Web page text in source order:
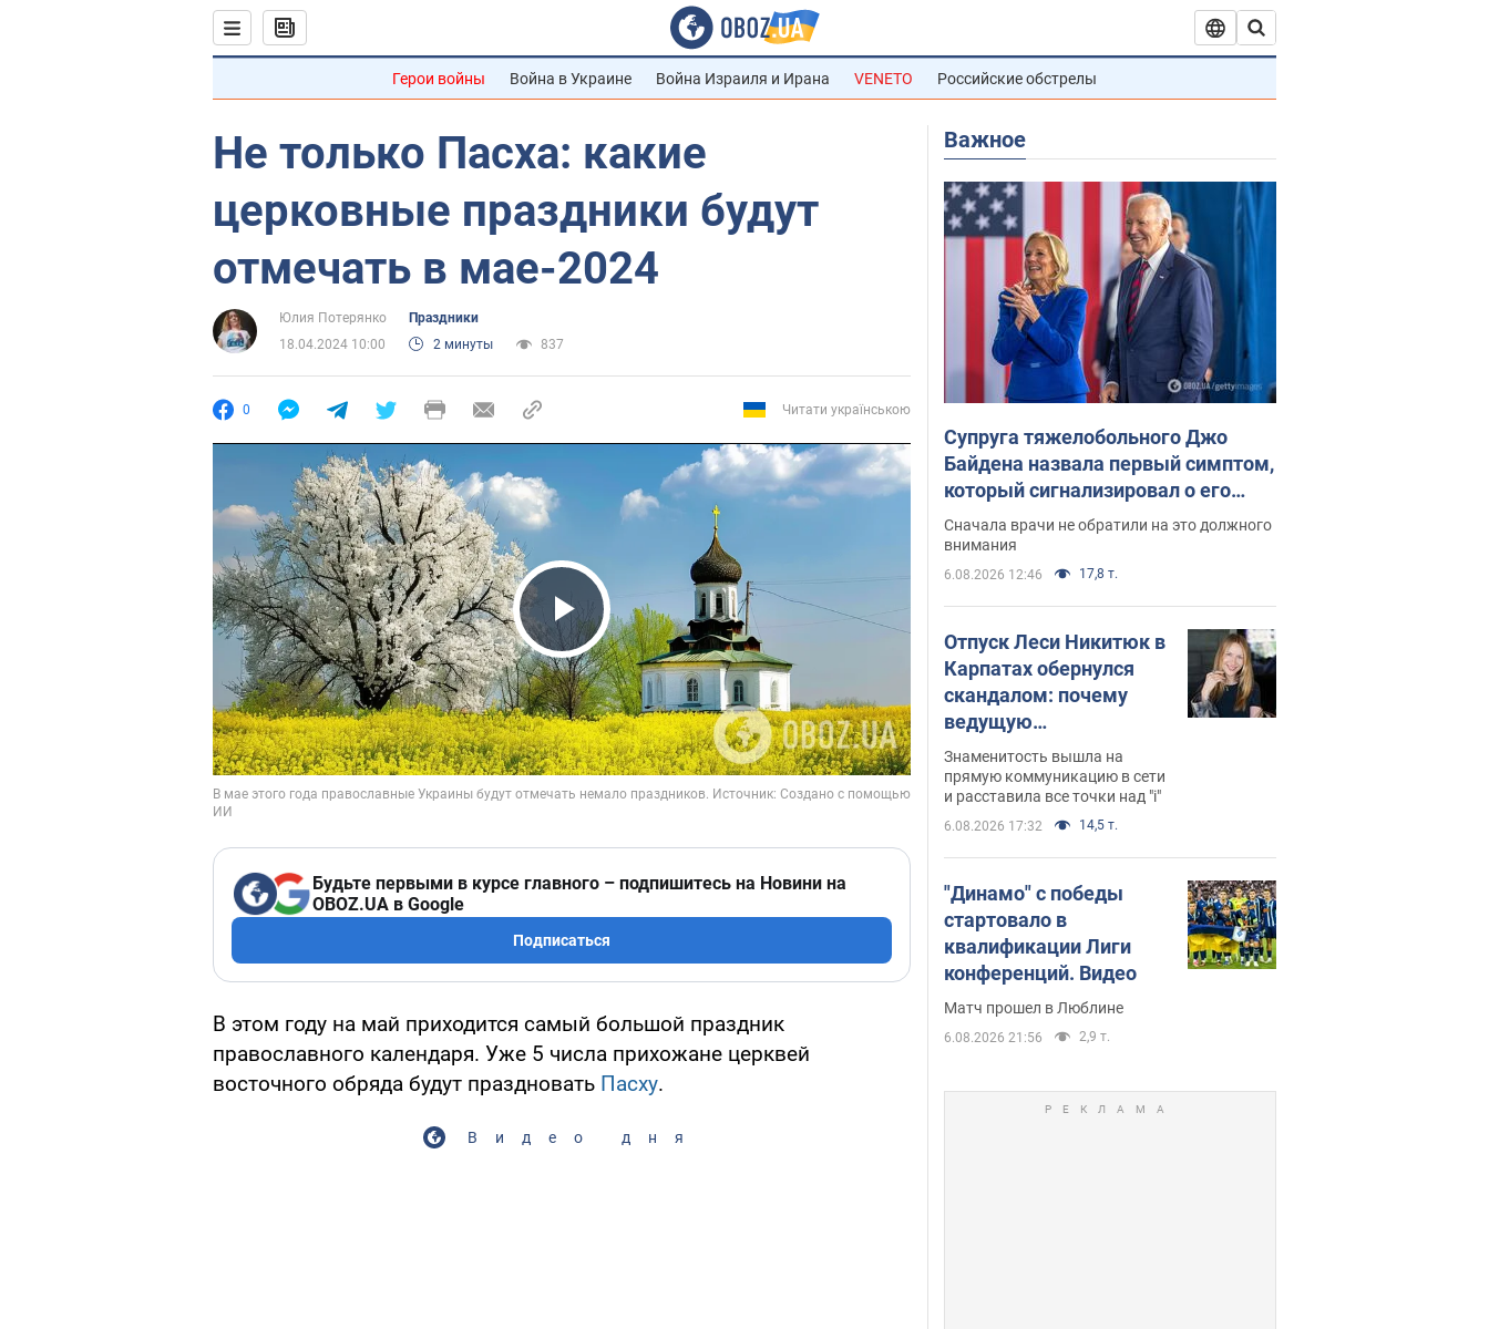
Герои войны Война в Украине Война Израиля и Ирана VENETO Российские обстрелы
Не только Пасха: какие
церковные праздники будут
отмечать в мае-2024
Юлия Потерянко
Праздники
18.04.2024 10:00
2 минуты 837
0 Читати українською
Play Video
Будьте первыми в курсе главного – подпишитесь на Новини на
OBOZ.UA в Google
Подписаться
В этом году на май приходится самый большой праздник
православного календаря. Уже 5 числа прихожане церквей
восточного обряда будут праздновать Пасху.
Видео дня
Важное
Супруга тяжелобольного Джо
Байдена назвала первый симптом,
который сигнализировал о его
"агрессивном" раке
Сначала врачи не обратили на это должного
внимания
6.08.2026 12:46 17,8 т.
Отпуск Леси Никитюк в
Карпатах обернулся
скандалом: почему
ведущую
несправедливо
захейтили
Знаменитость вышла на
прямую коммуникацию в сети
и расставила все точки над "i"
6.08.2026 17:32 14,5 т.
"Динамо" с победы
стартовало в
квалификации Лиги
конференций. Видео
Матч прошел в Люблине
6.08.2026 21:56 2,9 т.